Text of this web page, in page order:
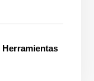
Herramientas